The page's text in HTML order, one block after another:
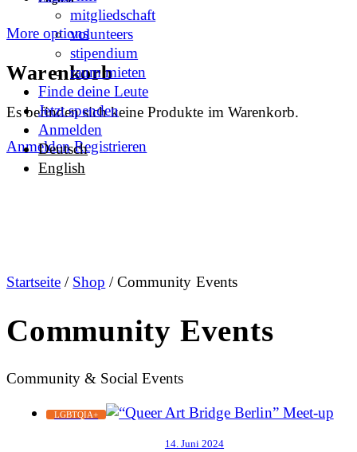
More options
Warenkorb
Es befinden sich keine Produkte im Warenkorb.
Anmelden Registrieren
mitgliedschaft
volunteers
stipendium
raum mieten
Finde deine Leute
Jetzt spenden
Anmelden
Deutsch
English
Startseite / Shop / Community Events
Community Events
Community & Social Events
LGBTQIA+
14. Juni 2024